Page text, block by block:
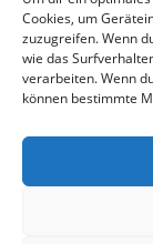
Cookies, um
zuzugreifen. Wenn
wie das
verarbeiten. Wenn
können bestimmte
Ein vermeintliches
Archiv